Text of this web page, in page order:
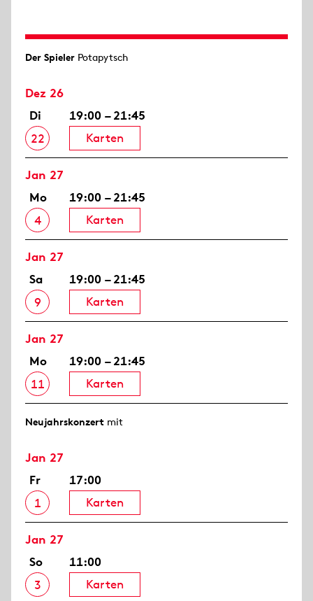
Der Spieler Potapytsch
Dez 26
Di
22
19:00 – 21:45
Karten
Jan 27
Mo
4
19:00 – 21:45
Karten
Jan 27
Sa
9
19:00 – 21:45
Karten
Jan 27
Mo
11
19:00 – 21:45
Karten
Neujahrs­konzert mit
Jan 27
Fr
1
17:00
Karten
Jan 27
So
3
11:00
Karten